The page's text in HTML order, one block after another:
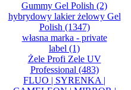
Gummy Gel Polish (2)
hybrydowy lakier żelowy Gel
Polish (1347)
własna marka - private
label (1)
Żele Profi Zele UV
Professional (483)
FLUO | SYRENKA |